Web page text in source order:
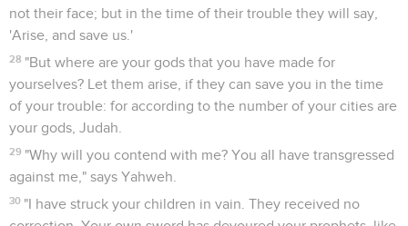
not their face; but in the time of their trouble they will say,
'Arise, and save us.'
28 "But where are your gods that you have made for
yourselves? Let them arise, if they can save you in the time
of your trouble: for according to the number of your cities are
your gods, Judah.
29 "Why will you contend with me? You all have transgressed
against me," says Yahweh.
30 "I have struck your children in vain. They received no